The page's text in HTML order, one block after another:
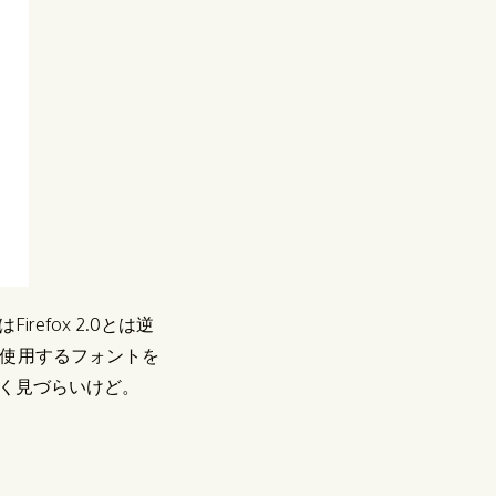
Firefox 2.0とは逆
用するフォントを
見づらいけど。